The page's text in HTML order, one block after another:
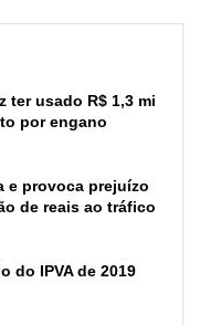
ter usado R$ 1,3 mi
por engano
e provoca prejuízo
de reais ao tráfico
do IPVA de 2019